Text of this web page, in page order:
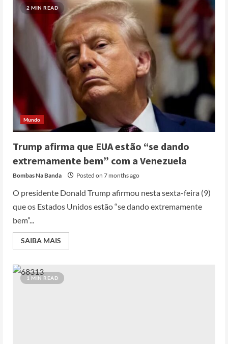
2 MIN READ
Mundo
Trump afirma que EUA estão “se dando
extremamente bem” com a Venezuela
Bombas Na Banda Posted on 7 months ago
O presidente Donald Trump afirmou nesta sexta-feira (9)
que os Estados Unidos estão “se dando extremamente
bem”...
SAIBA MAIS
1 MIN READ